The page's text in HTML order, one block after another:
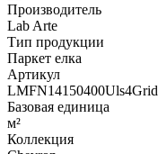
Производитель
Lab Arte
Тип продукции
Паркет елка
Артикул
LMFN14150400Uls4Grid
Базовая единица
м²
Коллекция